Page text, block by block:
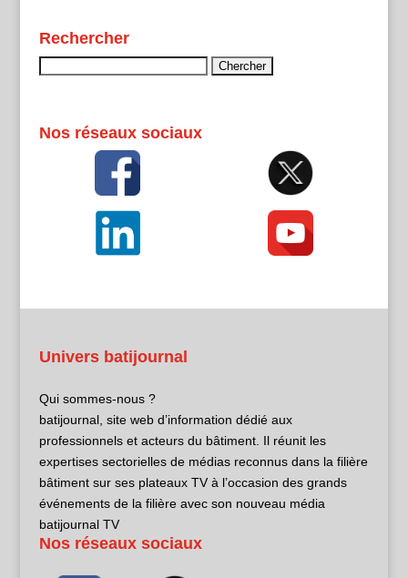
Rechercher
Nos réseaux sociaux
Univers batijournal
Qui sommes-nous ?
batijournal, site web d’information dédié aux
professionnels et acteurs du bâtiment. Il réunit les
expertises sectorielles de médias reconnus dans la filière
bâtiment sur ses plateaux TV à l’occasion des grands
événements de la filière avec son nouveau média
batijournal TV
Nos réseaux sociaux